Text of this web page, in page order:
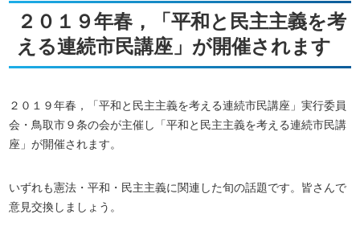
２０１９年春，「平和と民主主義を考
える連続市民講座」が開催されます
２０１９年春，「平和と民主主義を考える連続市民講座」実行委員
会・鳥取市９条の会が主催し「平和と民主主義を考える連続市民講
座」が開催されます。
いずれも憲法・平和・民主主義に関連した旬の話題です。皆さんで
意見交換しましょう。